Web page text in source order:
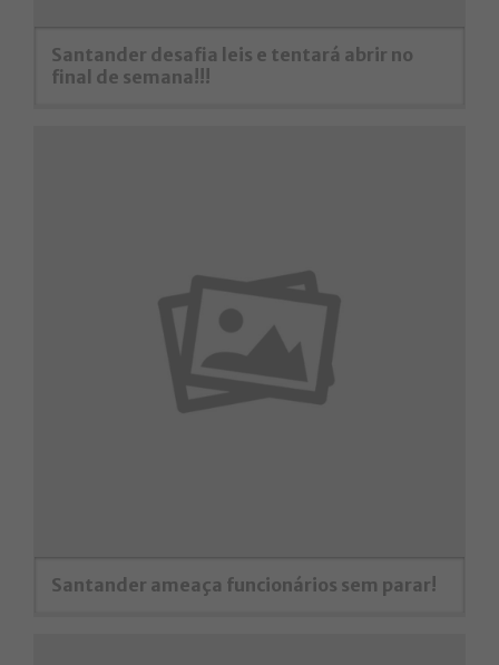
Santander desafia leis e tentará abrir no
final de semana!!!
Santander ameaça funcionários sem parar!